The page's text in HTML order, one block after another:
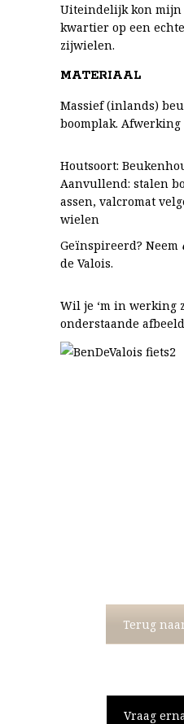
Uiteindelijk kon mijn
kwartier op een
zijwielen.
MATERIAAL
Massief (inlands)
boomplak.
Houtsoort:
Aanvullend: stalen
assen, valcromat
wielen
Geïnspireerd? Neem
de Valois.
Wil je ‘m in werking
onderstaande
Terug
Vraag